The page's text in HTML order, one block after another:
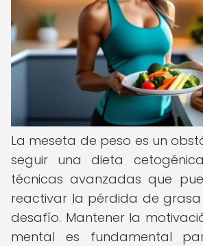
La meseta de peso es un
seguir una dieta
técnicas avanzadas que
reactivar la pérdida de
desafío. Mantener la
mental es fundamental